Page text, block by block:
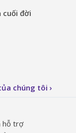
cuối đời
chúng tôi
hỗ trợ